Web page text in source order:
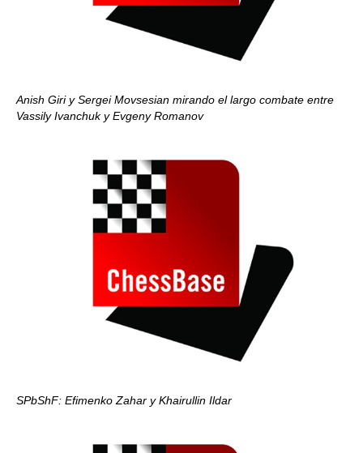
Anish Giri y Sergei Movsesian mirando el largo combate entre
Vassily Ivanchuk y Evgeny Romanov
SPbShF: Efimenko Zahar y Khairullin Ildar